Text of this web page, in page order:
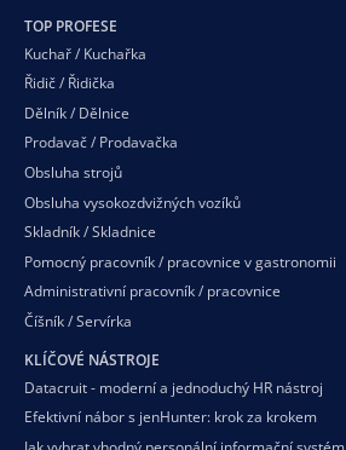
TOP PROFESE
Kuchař / Kuchařka
Řidič / Řidička
Dělník / Dělnice
Prodavač / Prodavačka
Obsluha strojů
Obsluha vysokozdvižných vozíků
Skladník / Skladnice
Pomocný pracovník / pracovnice v gastronomii
Administrativní pracovník / pracovnice
Číšník / Servírka
KLÍČOVÉ NÁSTROJE
Datacruit - moderní a jednoduchý HR nástroj
Efektivní nábor s jenHunter: krok za krokem